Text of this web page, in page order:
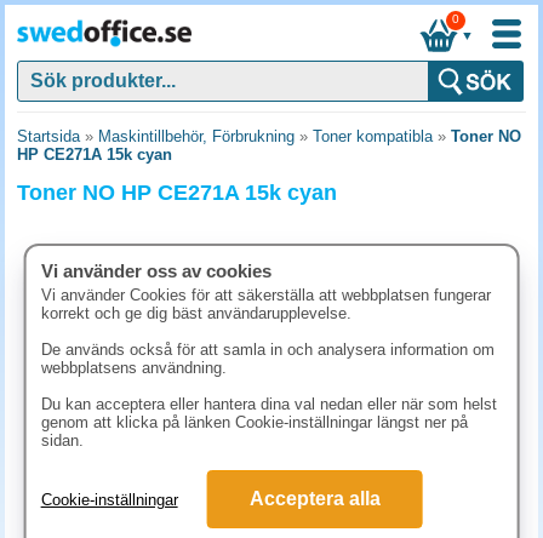
▼
0
Startsida» Maskintillbehör, Förbrukning » Toner kompatibla» Toner NO
HP CE271A 15k cyan
Toner NO HP CE271A 15k cyan
1632.50 kr (inkl. moms)
Vi använder oss av cookies
Vi använder Cookies för att säkerställa att webbplatsen fungerar
korrekt och ge dig bäst användarupplevelse.
De används också för att samla in och analysera information om
webbplatsens användning.
Du kan acceptera eller hantera dina val nedan eller när som helst
genom att klicka på länken Cookie-inställningar längst ner på
sidan.
Cookie-inställningar Acceptera alla